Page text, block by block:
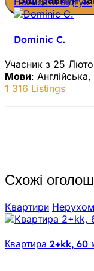
Dominic C.
Учасник з 25
Мови:
1 316 Listings
Схожі
Квартири
Квартира 2+kk, 60